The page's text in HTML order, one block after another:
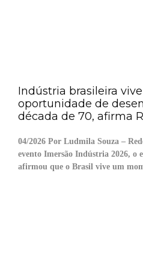
Indústria brasileira
oportunidade de
década de 70, afirma
04/2026 Por Ludmila Souza –
evento Imersão Indústria 2026, o
afirmou que o Brasil vive um